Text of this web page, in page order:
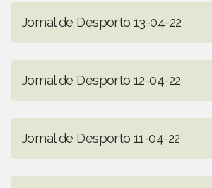
Jornal de Desporto 13-04-22
Jornal de Desporto 12-04-22
Jornal de Desporto 11-04-22